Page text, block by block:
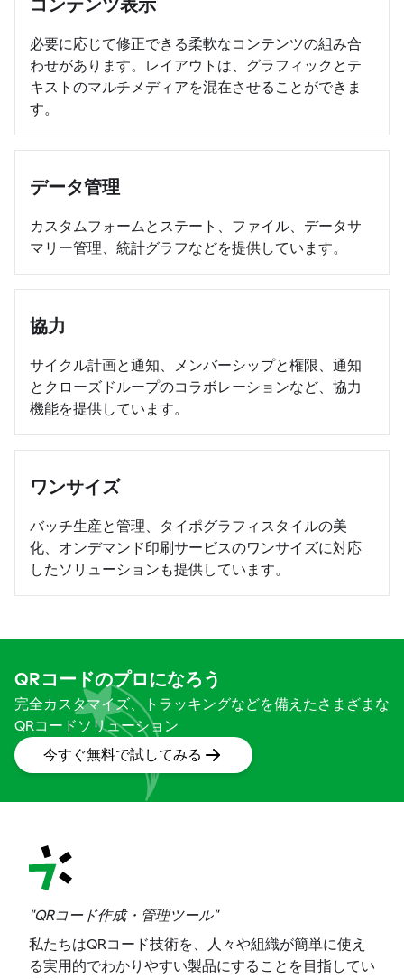
コンテンツ表示
必要に応じて修正できる柔軟なコンテンツの組み合
わせがあります。レイアウトは、グラフィックとテ
キストのマルチメディアを混在させることができま
す。
データ管理
カスタムフォームとステート、ファイル、データサ
マリー管理、統計グラフなどを提供しています。
協力
サイクル計画と通知、メンバーシップと権限、通知
とクローズドループのコラボレーションなど、協力
機能を提供しています。
ワンサイズ
バッチ生産と管理、タイポグラフィスタイルの美
化、オンデマンド印刷サービスのワンサイズに対応
したソリューションも提供しています。
QRコードのプロになろう
完全カスタマイズ、トラッキングなどを備えたさまざまな
QRコードソリューション
今すぐ無料で試してみる
"QRコード作成・管理ツール"
私たちはQRコード技術を、人々や組織が簡単に使え
る実用的でわかりやすい製品にすることを目指してい